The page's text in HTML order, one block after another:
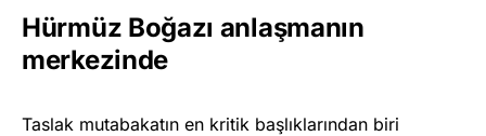
Hürmüz Boğazı anlaşmanın
merkezinde
Taslak mutabakatın en kritik başlıklarından biri